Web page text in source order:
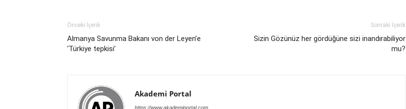
Önceki İçerik
Almanya Savunma Bakanı von der Leyen’e
‘Türkiye tepkisi’
Sonraki İçerik
Sizin Gözünüz her gördüğüne sizi inandırabiliyor
mu?
Akademi Portal
https://www.akademiportal.com